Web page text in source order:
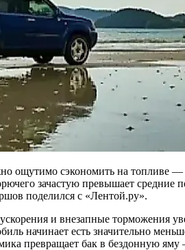
ощутимо сэкономить на топливе
зачастую превышает
поделился с «Лентой.ру».
и внезапные торможения
начинает есть значительно
превращает бак в бездонную